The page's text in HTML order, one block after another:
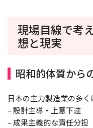
現場目線で考
想と現実
昭和的体質から
日本の主力製造業の多
– 設計主導・上意下達
– 成果主義的な責任分担